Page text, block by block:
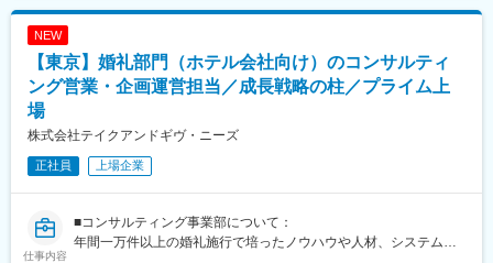
・少子高齢化がますます進む中、葬祭業界は堅調な推移を維持す
変更の範囲：会社の定める業務
・有給取得率は社内最高水準で、メリハリをもって働ける環境で
す。
・将来的には、マネジメントや企画検討をお任せすることも期待
しています。
本社でティアについて学んでいただいた後、配属先にてロープ
レ・トークスクリプトを用いたOJTを実施致します。すぐにお電
NEW
【東京】婚礼部門（ホテル会社向け）のコンサルティ
ング営業・企画運営担当／成長戦略の柱／プライム上
場
株式会社テイクアンドギヴ・ニーズ
正社員 上場企業
仕事内容
■コンサルティング事業部について：
年間一万件以上の婚礼施行で培ったノウハウや人材、システムイ